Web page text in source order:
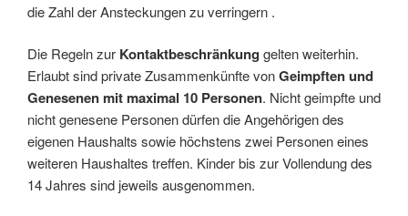
die Zahl der Ansteckungen zu verringern .
Die Regeln zur Kontaktbeschränkung gelten weiterhin.
Erlaubt sind private Zusammenkünfte vonGeimpften und
Genesenen mit maximal 10 Personen. Nicht geimpfte und
nicht genesene Personen dürfen die Angehörigen des
eigenen Haushalts sowie höchstens zwei Personen eines
weiteren Haushaltes treffen. Kinder bis zur Vollendung des
14 Jahres sind jeweils ausgenommen.